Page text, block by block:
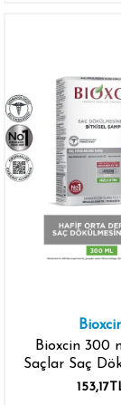
Bioxcin 300
Saçlar Saç
Karşı